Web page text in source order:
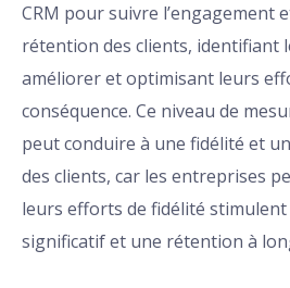
CRM pour suivre l’engagement
rétention des clients, identifiant
améliorer et optimisant leurs
conséquence. Ce niveau de
peut conduire à une fidélité et
des clients, car les entreprises
leurs efforts de fidélité
significatif et une rétention à